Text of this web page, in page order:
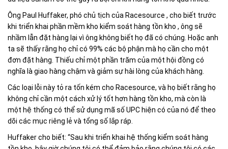
Ông Paul Huffaker, phó chủ tịch của Racesource , cho biết trước
khi triển khai phần mềm kho kiểm soát hàng tồn kho , ông sẽ
nhầm lẫn đặt hàng lại vì ông không biết họ đã có chúng. Hoặc anh
ta sẽ thấy rằng họ chỉ có 99% các bộ phận mà họ cần cho một
đơn đặt hàng. Thiếu chỉ một phần trăm của một hội đồng có
nghĩa là giao hàng chậm và giảm sự hài lòng của khách hàng.
Các loại lỗi này tỏ ra tốn kém cho Racesource, và họ biết rằng họ
không chỉ cần một cách xử lý tốt hơn hàng tồn kho, mà còn là
một hệ thống có thể sử dụng mã số UPC hiện có của nó để theo
dõi các mục riêng lẻ và tổng số lắp ráp.
Huffaker cho biết: “Sau khi triển khai hệ thống kiểm soát hàng